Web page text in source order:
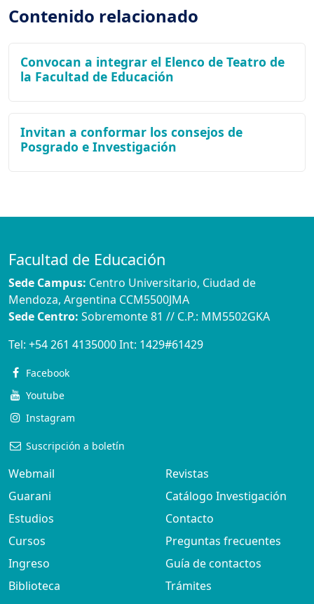
Contenido relacionado
Convocan a integrar el Elenco de Teatro de
la Facultad de Educación
Invitan a conformar los consejos de
Posgrado e Investigación
Facultad de Educación
Sede Campus: Centro Universitario, Ciudad de
Mendoza, Argentina CCM5500JMA
Sede Centro: Sobremonte 81 // C.P.: MM5502GKA
Tel: +54 261 4135000Int: 1429#61429
Facebook
Youtube
Instagram
Suscripción a boletín
Webmail
Guarani
Estudios
Cursos
Ingreso
Biblioteca
Revistas
Catálogo Investigación
Contacto
Preguntas frecuentes
Guía de contactos
Trámites